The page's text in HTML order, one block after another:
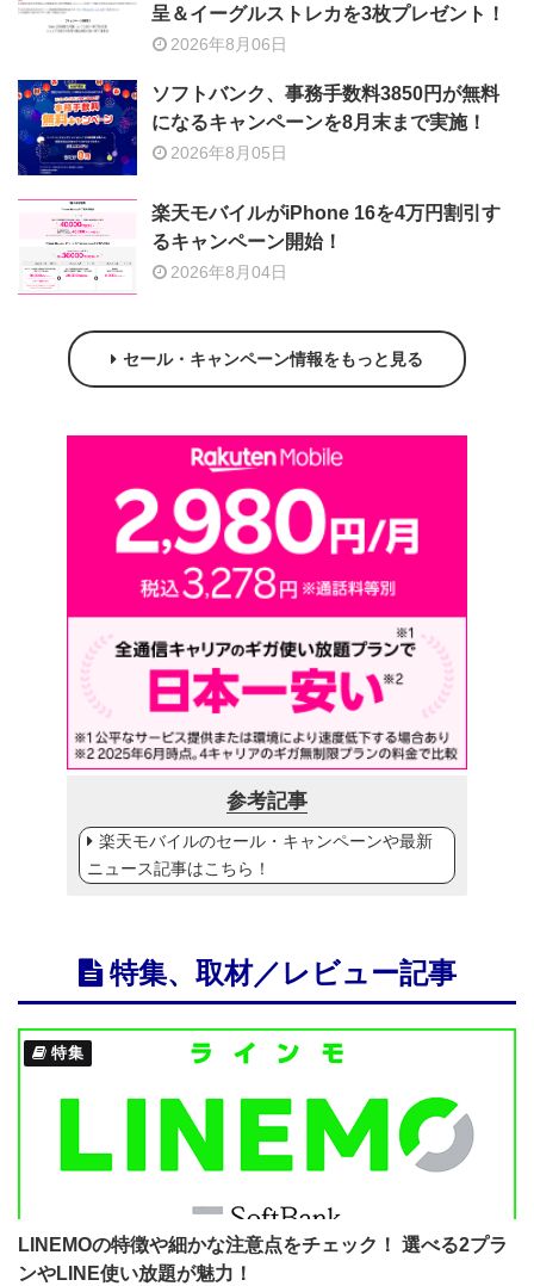
呈＆イーグルストレカを3枚プレゼント！
2026年8月06日
ソフトバンク、事務手数料3850円が無料
になるキャンペーンを8月末まで実施！
2026年8月05日
楽天モバイルがiPhone 16を4万円割引す
るキャンペーン開始！
2026年8月04日
セール・キャンペーン情報をもっと見る
参考記事
楽天モバイルのセール・キャンペーンや最新
ニュース記事はこちら！
特集、取材／レビュー記事
特集
LINEMOの特徴や細かな注意点をチェック！ 選べる2プラ
ンやLINE使い放題が魅力！